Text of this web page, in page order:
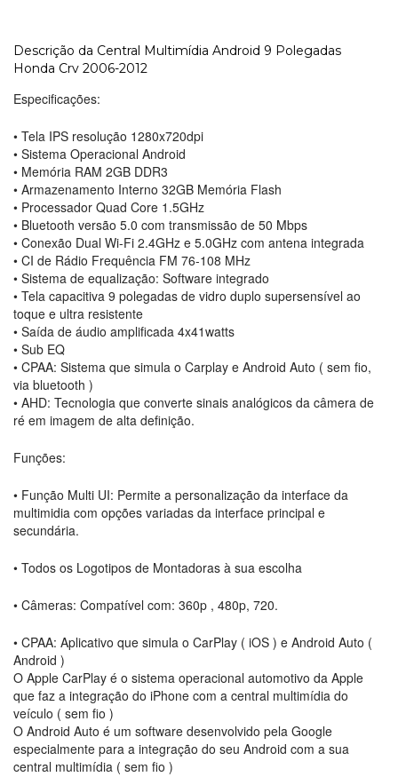
Descrição da Central Multimídia Android 9 Polegadas
Honda Crv 2006-2012
Especificações:
• Tela IPS resolução 1280x720dpi
• Sistema Operacional Android
• Memória RAM 2GB DDR3
• Armazenamento Interno 32GB Memória Flash
• Processador Quad Core 1.5GHz
• Bluetooth versão 5.0 com transmissão de 50 Mbps
• Conexão Dual Wi-Fi 2.4GHz e 5.0GHz com antena integrada
• CI de Rádio Frequência FM 76-108 MHz
• Sistema de equalização: Software integrado
• Tela capacitiva 9 polegadas de vidro duplo supersensível ao
toque e ultra resistente
• Saída de áudio amplificada 4x41watts
• Sub EQ
• CPAA: Sistema que simula o Carplay e Android Auto ( sem fio,
via bluetooth )
• AHD: Tecnologia que converte sinais analógicos da câmera de
ré em imagem de alta definição.
Funções:
• Função Multi UI: Permite a personalização da interface da
multimidia com opções variadas da interface principal e
secundária.
• Todos os Logotipos de Montadoras à sua escolha
• Câmeras: Compatível com: 360p , 480p, 720.
• CPAA: Aplicativo que simula o CarPlay ( iOS ) e Android Auto (
Android )
O Apple CarPlay é o sistema operacional automotivo da Apple
que faz a integração do iPhone com a central multimídia do
veículo ( sem fio )
O Android Auto é um software desenvolvido pela Google
especialmente para a integração do seu Android com a sua
central multimídia ( sem fio )